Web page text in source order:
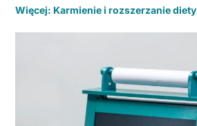
Więcej: Karmienie i rozszerzanie diety